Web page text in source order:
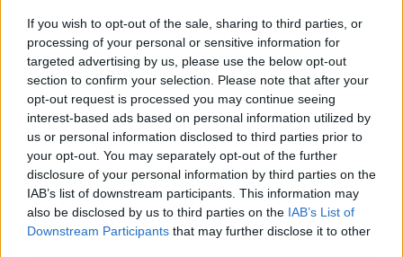
If you wish to opt-out of the sale, sharing to third parties, or
processing of your personal or sensitive information for
targeted advertising by us, please use the below opt-out
section to confirm your selection. Please note that after your
opt-out request is processed you may continue seeing
interest-based ads based on personal information utilized by
us or personal information disclosed to third parties prior to
your opt-out. You may separately opt-out of the further
disclosure of your personal information by third parties on the
IAB’s list of downstream participants. This information may
also be disclosed by us to third parties on the IAB’s List of
Downstream Participants that may further disclose it to other
Γεωπονικού Πανεπιστημίου, εφαρμόστηκε
ήδη σε μια κλινική μελέτη, που διεξήχθη από
ανεξάρτητη ερευνητική ομάδα και τα
αποτελέσματά τηςδημοσιεύθηκαν στο
έγκριτο επιστημονικό περιοδικό Journal of
Virological Methodsεπικυρώνοντας την
αποτελεσματικότητα του καινοτόμου
κυτταρικού βιοαισθητήρα, που ανέπτυξε η
ερευνητική ομάδα τουΕργαστηρίου
Κυτταρικής Τεχνολογίας